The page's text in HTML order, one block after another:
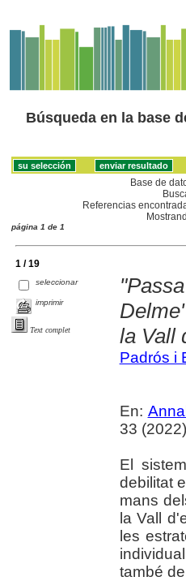
Búsqueda en la base
Base de
Referencias
página 1 de 1
1 / 19
seleccionar
imprimir
Text complet
la Vall
Padrós i
En:
33
El
debilitat
mans
la Vall
les
també